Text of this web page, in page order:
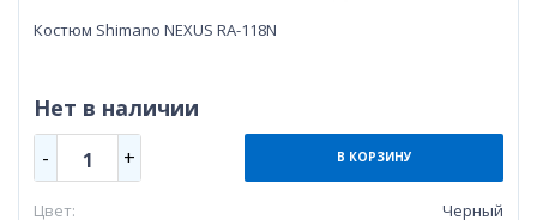
Костюм Shimano NEXUS RA-118N
Нет в наличии
- 1 + В КОРЗИНУ
Цвет:
Черный